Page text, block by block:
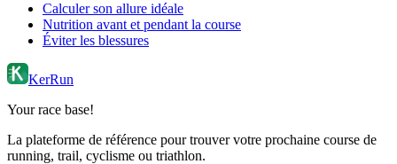
Calculer son allure idéale
Nutrition avant et pendant la course
Éviter les blessures
KerRun
Your race base!
La plateforme de référence pour trouver votre prochaine course de
running, trail, cyclisme ou triathlon.